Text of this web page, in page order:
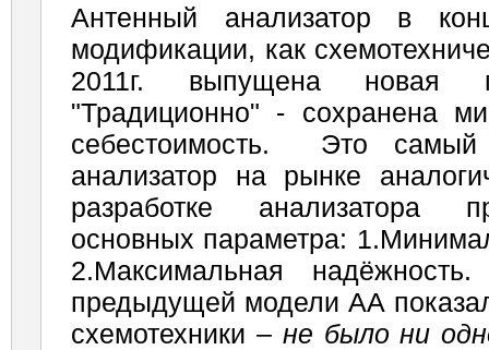
Антенный анализатор в
модификации, как
2011г. выпущена
"Традиционно" - сохранена
себестоимость. Это
анализатор на рынке
разработке анализатора
основных параметра:
2.Максимальная
предыдущей модели АА
схемотехники – не было ни